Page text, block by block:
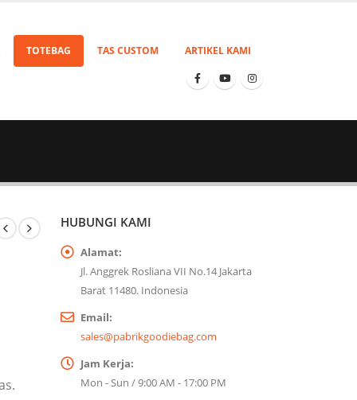
TOTEBAG TAS CUSTOM ARTIKEL KAMI
HUBUNGI KAMI
Alamat:
Jl. Anggrek Rosliana VII No.14 Jakarta
Barat 11480. Indonesia
Email:
sales@pabrikgoodiebag.com
Jam Kerja:
Mon - Sun / 9:00 AM - 17:00 PM